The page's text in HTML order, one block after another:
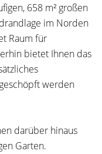
658 m² großen
im Norden
Raum für
bietet Ihnen das
werden
darüber hinaus
Garten.